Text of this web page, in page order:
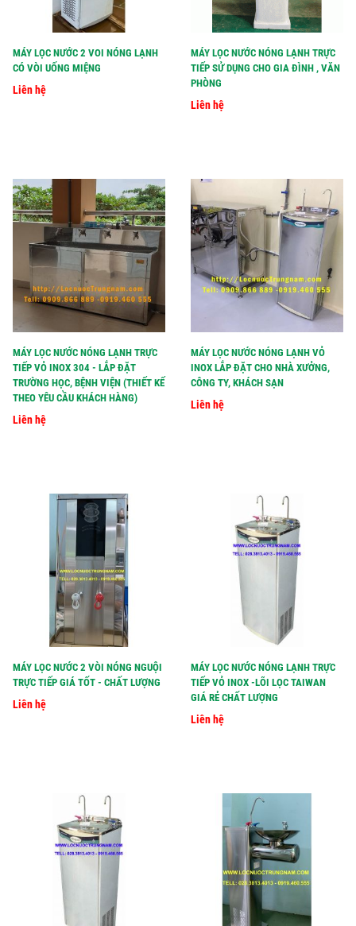
MÁY LỌC NƯỚC 2 VOI NÓNG LẠNH
CÓ VÒI UỐNG MIỆNG
Liên hệ
MÁY LỌC NƯỚC NÓNG LẠNH TRỰC
TIẾP SỬ DỤNG CHO GIA ĐÌNH , VĂN
PHÒNG
Liên hệ
MÁY LỌC NƯỚC NÓNG LẠNH TRỰC
TIẾP VỎ INOX 304 - LẮP ĐẶT
TRƯỜNG HỌC, BỆNH VIỆN (THIẾT KẾ
THEO YÊU CẦU KHÁCH HÀNG)
Liên hệ
MÁY LỌC NƯỚC NÓNG LẠNH VỎ
INOX LẮP ĐẶT CHO NHÀ XƯỞNG,
CÔNG TY, KHÁCH SẠN
Liên hệ
MÁY LỌC NƯỚC 2 VÒI NÓNG NGUỘI
TRỰC TIẾP GIÁ TỐT - CHẤT LƯỢNG
Liên hệ
MÁY LỌC NƯỚC NÓNG LẠNH TRỰC
TIẾP VỎ INOX -LÕI LỌC TAIWAN
GIÁ RẺ CHẤT LƯỢNG
Liên hệ